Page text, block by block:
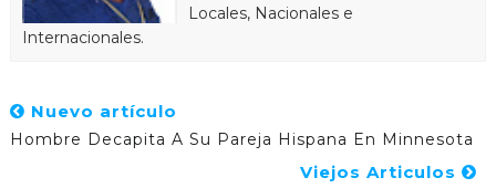
Locales, Nacionales e
Internacionales.
Nuevo artículo
Hombre Decapita A Su Pareja Hispana En Minnesota
Viejos Articulos